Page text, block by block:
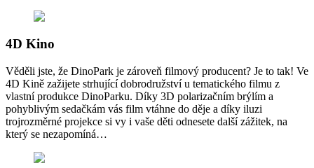
4D Kino
Věděli jste, že DinoPark je zároveň filmový producent? Je to tak! Ve
4D Kině zažijete strhující dobrodružství u tematického filmu z
vlastní produkce DinoParku. Díky 3D polarizačním brýlím a
pohyblivým sedačkám vás film vtáhne do děje a díky iluzi
trojrozměrné projekce si vy i vaše děti odnesete další zážitek, na
který se nezapomíná…